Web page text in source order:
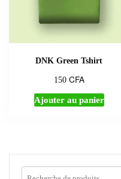
DNK Green Tshirt
150 CFA
Ajouter au panier